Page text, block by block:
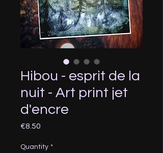
Hibou - esprit de la
nuit - Art print jet
d'encre
€8.50
Quantity *